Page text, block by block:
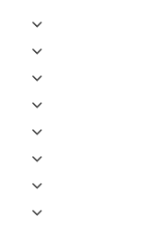







